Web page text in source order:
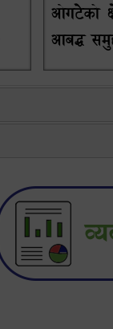
ओगटेको
आबद्ध